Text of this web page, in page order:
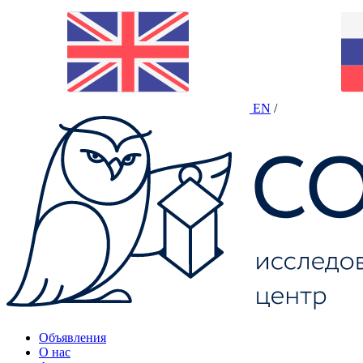
EN /
Объявления
О нас